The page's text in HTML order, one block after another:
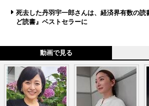
死去した丹羽宇一郎さんは、経済界有数の
ど読書』ベストセラーに
動画で見る